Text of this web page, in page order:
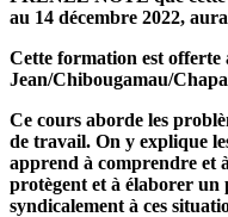
au 14 décembre 2022,
Cette formation est offerte
Jean/Chibougamau/
Ce cours aborde les
de travail. On y explique
apprend à comprendre et
protègent et à élaborer un
syndicalement à ces